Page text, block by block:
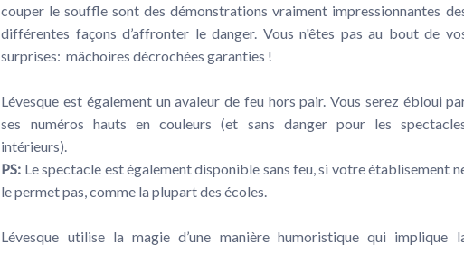
couper le souffle sont des démonstrations vraiment impressionnantes
différentes façons d’affronter le danger. Vous n'êtes pas au bout de
surprises: mâchoires décrochées garanties !
Lévesque est également un avaleur de feu hors pair. Vous serez ébloui
ses numéros hauts en couleurs (et sans danger pour les
intérieurs).
PS: Le spectacle est également disponible sans feu, si votre établisement
le permet pas, comme la plupart des écoles.
Lévesque utilise la magie d’une manière humoristique qui implique